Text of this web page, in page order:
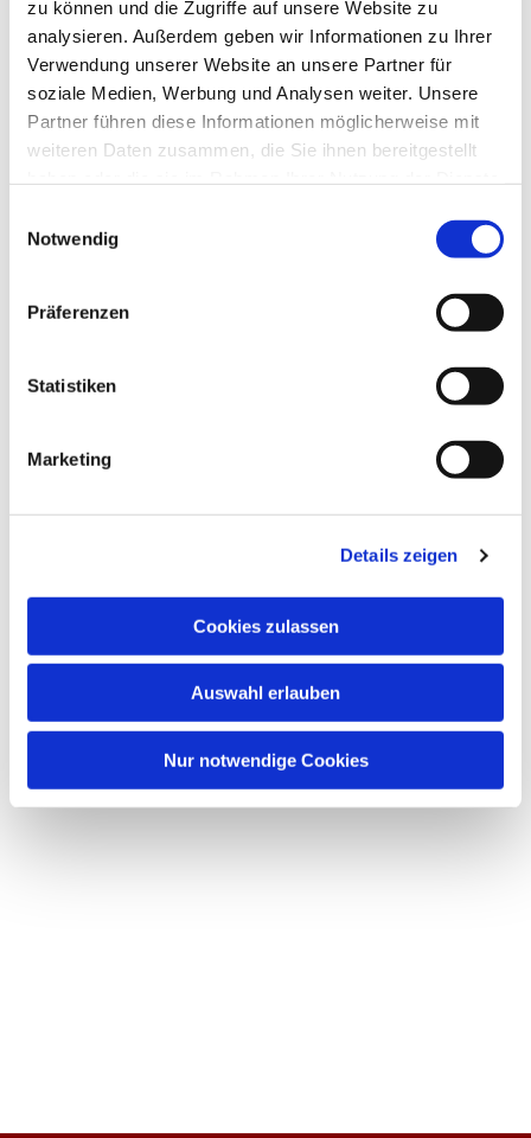
zu können und die Zugriffe auf unsere Website zu
analysieren. Außerdem geben wir Informationen zu Ihrer
Verwendung unserer Website an unsere Partner für
soziale Medien, Werbung und Analysen weiter. Unsere
Partner führen diese Informationen möglicherweise mit
weiteren Daten zusammen, die Sie ihnen bereitgestellt
Notwendig
Präferenzen
Statistiken
Marketing
Details zeigen
Cookies zulassen
Auswahl erlauben
Nur notwendige Cookies